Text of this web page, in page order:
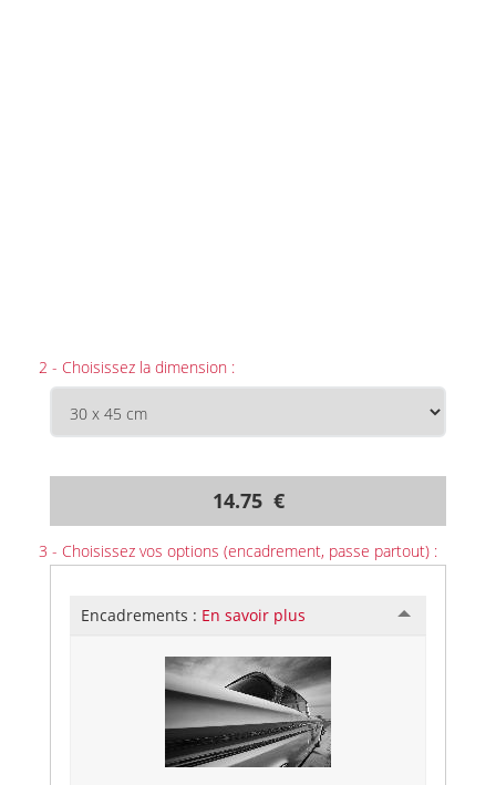
2 - Choisissez la dimension :
14.75 €
3 - Choisissez vos options (encadrement, passe partout) :
Encadrements : En savoir plus